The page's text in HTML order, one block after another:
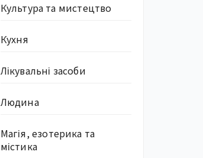
Культура та мистецтво
Кухня
Лікувальні засоби
Людина
Магія, езотерика та
містика